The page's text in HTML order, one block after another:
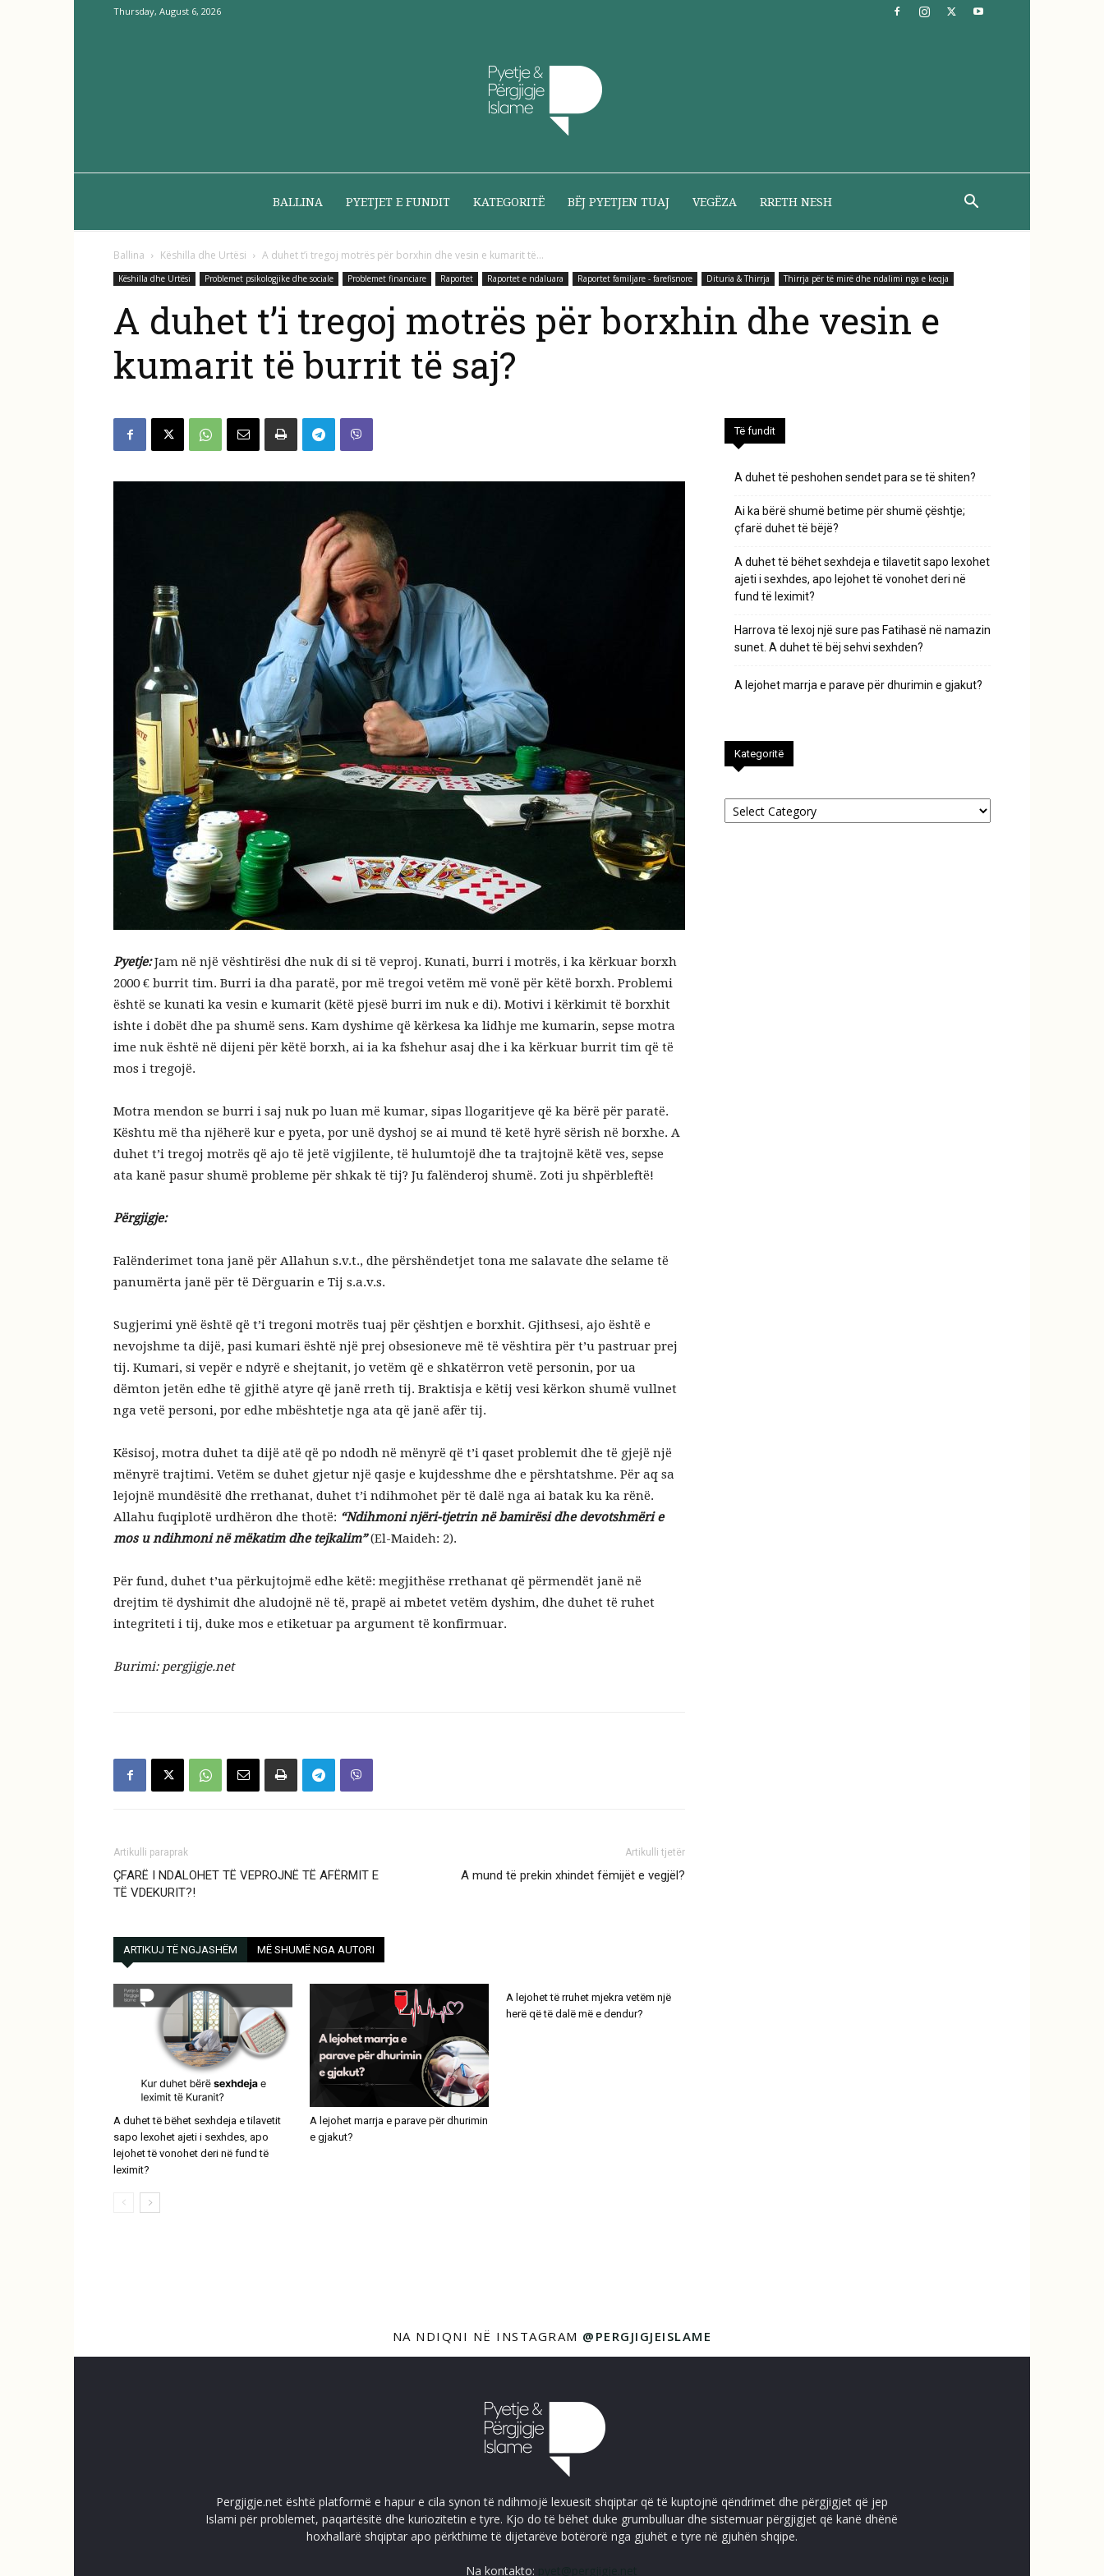
Thursday, August 6, 2026
BALLINA PYETJET E FUNDIT KATEGORITË BËJ PYETJEN TUAJ VEGËZA RRETH NESH
Ballina Këshilla dhe Urtësi A duhet t’i tregoj motrës për borxhin dhe vesin e kumarit të...
Këshilla dhe Urtësi Problemet psikologjike dhe sociale Problemet financiare Raportet Raportet e ndaluara Raportet familjare - farefisnore Dituria & Thirrja Thirrja për të mirë dhe ndalimi nga e keqja
A duhet t’i tregoj motrës për borxhin dhe vesin e
kumarit të burrit të saj?
Pyetje:Jam në një vështirësi dhe nuk di si të veproj. Kunati, burri i motrës, i ka kërkuar borxh
2000 € burrit tim. Burri ia dha paratë, por më tregoi vetëm më vonë për këtë borxh. Problemi
është se kunati ka vesin e kumarit (këtë pjesë burri im nuk e di). Motivi i kërkimit të borxhit
ishte i dobët dhe pa shumë sens. Kam dyshime që kërkesa ka lidhje me kumarin, sepse motra
ime nuk është në dijeni për këtë borxh, ai ia ka fshehur asaj dhe i ka kërkuar burrit tim që të
mos i tregojë.
Motra mendon se burri i saj nuk po luan më kumar, sipas llogaritjeve që ka bërë për paratë.
Kështu më tha njëherë kur e pyeta, por unë dyshoj se ai mund të ketë hyrë sërish në borxhe. A
duhet t’i tregoj motrës që ajo të jetë vigjilente, të hulumtojë dhe ta trajtojnë këtë ves, sepse
ata kanë pasur shumë probleme për shkak të tij? Ju falënderoj shumë. Zoti ju shpërbleftë!
Përgjigje:
Falënderimet tona janë për Allahun s.v.t., dhe përshëndetjet tona me salavate dhe selame të
panumërta janë për të Dërguarin e Tij s.a.v.s.
Sugjerimi ynë është që t’i tregoni motrës tuaj për çështjen e borxhit. Gjithsesi, ajo është e
nevojshme ta dijë, pasi kumari është një prej obsesioneve më të vështira për t’u pastruar prej
tij. Kumari, si vepër e ndyrë e shejtanit, jo vetëm që e shkatërron vetë personin, por ua
dëmton jetën edhe të gjithë atyre që janë rreth tij. Braktisja e këtij vesi kërkon shumë vullnet
nga vetë personi, por edhe mbështetje nga ata që janë afër tij.
Kësisoj, motra duhet ta dijë atë që po ndodh në mënyrë që t’i qaset problemit dhe të gjejë një
mënyrë trajtimi. Vetëm se duhet gjetur një qasje e kujdesshme dhe e përshtatshme. Për aq sa
lejojnë mundësitë dhe rrethanat, duhet t’i ndihmohet për të dalë nga ai batak ku ka rënë.
Allahu fuqiplotë urdhëron dhe thotë: “Ndihmoni njëri-tjetrin në bamirësi dhe devotshmëri e
mos u ndihmoni në mëkatim dhe tejkalim”(El-Maideh: 2).
Për fund, duhet t’ua përkujtojmë edhe këtë: megjithëse rrethanat që përmendët janë në
drejtim të dyshimit dhe aludojnë në të, prapë ai mbetet vetëm dyshim, dhe duhet të ruhet
integriteti i tij, duke mos e etiketuar pa argument të konfirmuar.
Burimi: pergjigje.net
Artikulli paraprak
ÇFARË I NDALOHET TË VEPROJNË TË AFËRMIT E
TË VDEKURIT?!
Artikulli tjetër
A mund të prekin xhindet fëmijët e vegjël?
ARTIKUJ TË NGJASHËM MË SHUMË NGA AUTORI
A duhet të bëhet sexhdeja e tilavetit
sapo lexohet ajeti i sexhdes, apo
lejohet të vonohet deri në fund të
leximit?
A lejohet marrja e parave për dhurimin
e gjakut?
A lejohet të rruhet mjekra vetëm një
herë që të dalë më e dendur?
Të fundit
A duhet të peshohen sendet para se të shiten?
Ai ka bërë shumë betime për shumë çështje;
çfarë duhet të bëjë?
A duhet të bëhet sexhdeja e tilavetit sapo lexohet
ajeti i sexhdes, apo lejohet të vonohet deri në
fund të leximit?
Harrova të lexoj një sure pas Fatihasë në namazin
sunet. A duhet të bëj sehvi sexhden?
A lejohet marrja e parave për dhurimin e gjakut?
Kategoritë
Kategoritë
NA NDIQNI NË INSTAGRAM @PERGJIGJEISLAME
Pergjigje.net është platformë e hapur e cila synon të ndihmojë lexuesit shqiptar që të kuptojnë qëndrimet dhe përgjigjet që jep
Islami për problemet, paqartësitë dhe kuriozitetin e tyre. Kjo do të bëhet duke grumbulluar dhe sistemuar përgjigjet që kanë dhënë
hoxhallarë shqiptar apo përkthime të dijetarëve botërorë nga gjuhët e tyre në gjuhën shqipe.
Na kontakto: